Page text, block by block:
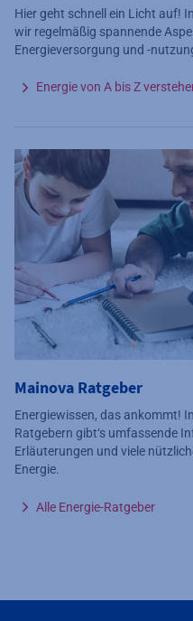
Hier geht schnell ein Licht auf!
wir regelmäßig spannende
Energieversorgung und -
Energie von A bis Z
Mainova Ratgeber
Energiewissen, das ankommt!
Ratgebern gibt‘s umfassende
Erläuterungen und viele
Energie.
Alle Energie-Ratgeber